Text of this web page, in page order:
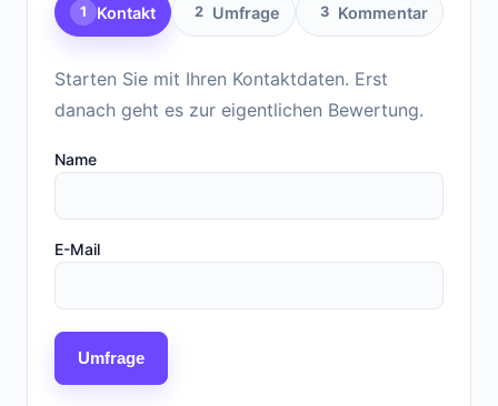
1 Kontakt 2 Umfrage 3 Kommentar
Starten Sie mit Ihren Kontaktdaten. Erst
danach geht es zur eigentlichen Bewertung.
Name
E-Mail
Umfrage